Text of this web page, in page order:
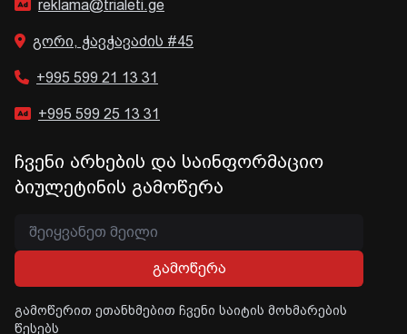
reklama@trialeti.ge
გორი, ჭავჭავაძის #45
+995 599 21 13 31
+995 599 25 13 31
ჩვენი არხების და საინფორმაციო
ბიულეტინის გამოწერა
გამოწერა
გამოწერით ეთანხმებით ჩვენი საიტის მოხმარების
წესებს